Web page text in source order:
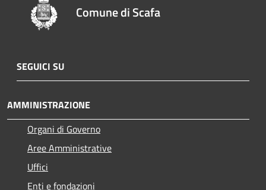
Comune di Scafa
SEGUICI SU
AMMINISTRAZIONE
Organi di Governo
Aree Amministrative
Uffici
Enti e fondazioni